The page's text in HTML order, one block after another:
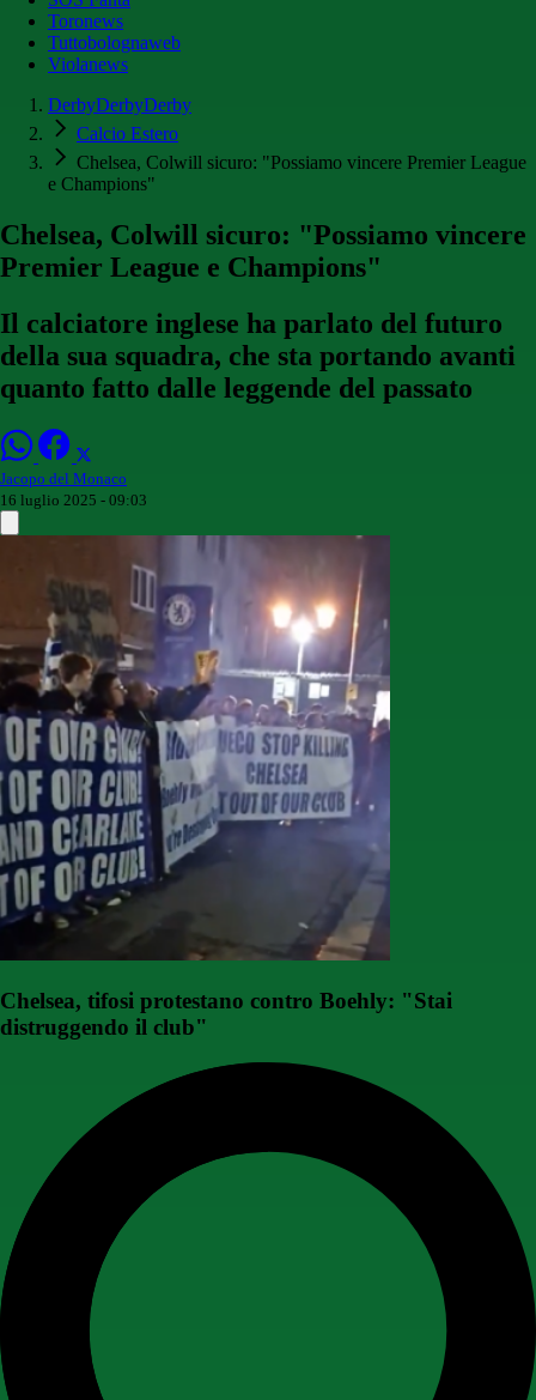
Toronews
Tuttobolognaweb
Violanews
DerbyDerbyDerby
Calcio Estero
Chelsea, Colwill sicuro: "Possiamo vincere Premier League
e Champions"
Chelsea, Colwill sicuro: "Possiamo vincere
Premier League e Champions"
Il calciatore inglese ha parlato del futuro
della sua squadra, che sta portando avanti
quanto fatto dalle leggende del passato
Jacopo del Monaco
16 luglio 2025 - 09:03
Chelsea, tifosi protestano contro Boehly: "Stai
distruggendo il club"